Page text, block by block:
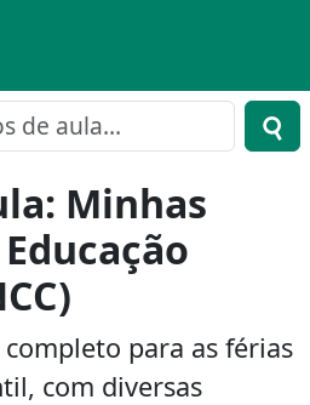
principal
Minhas
para as férias
com diversas